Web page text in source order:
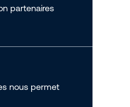
partenaires
nous permet